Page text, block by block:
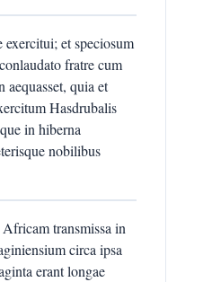
et speciosum
fratre cum
aequasset, quia et
Hasdrubalis
in hiberna
nobilibus
transmissa in
circa ipsa
erant longae